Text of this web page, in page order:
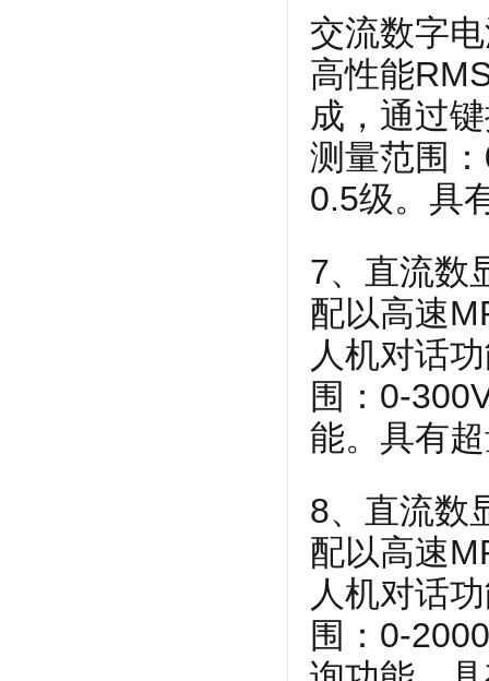
交流数字
高性能
成，通过
测量范围
0.5级。具
7、直流数
配以高速
人机对话
围：0-
能。具有
8、直流数
配以高速
人机对话
围：0-